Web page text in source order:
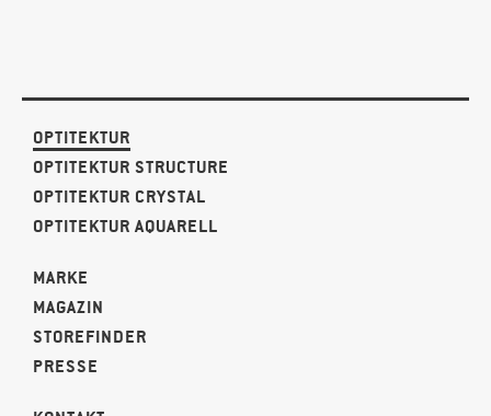
OPTITEKTUR
OPTITEKTUR STRUCTURE
OPTITEKTUR CRYSTAL
OPTITEKTUR AQUARELL
MARKE
MAGAZIN
STOREFINDER
PRESSE